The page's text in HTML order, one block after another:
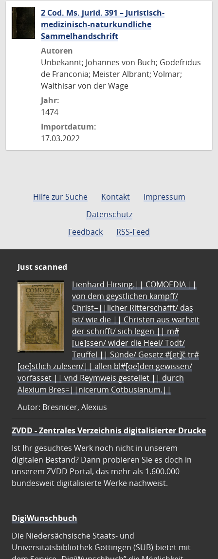
2 Cod. Ms. jurid. 391 – Juristisch-
medizinisch-naturkundliche
Sammelhandschrift
Autoren
Unbekannt; Johannes von Buch; Godefridus
de Franconia; Meister Albrant; Volmar;
Walthisar von der Wage
Jahr:
1474
Importdatum:
17.03.2022
Hilfe zur Suche Kontakt
Impressum
Datenschutz
Feedback
RSS-Feed
Just scanned
Lienhard Hirsing.|| COMOEDIA ||
von dem geystlichen kampff/
Christ=||licher Ritterschafft/ das
ist/ wie die || Christen aus warheit
der schrifft/ sich legen || m#
[ue]ssen/ wider die Heel/ Todt/
Teuffel || Sünde/ Gesetz #[et]c̃ tr#
[oe]stlich zulesen/|| allen bl#[oe]den gewissen/
vorfasset || vnd Reymweis gestellet || durch
Alexium Bres=||nicerum Cotbusianum.||
Autor: Bresnicer, Alexius
ZVDD - Zentrales Verzeichnis digitalisierter Drucke
Ist Ihr gesuchtes Werk noch nicht in unserem
digitalen Bestand? Dann probieren Sie es doch in
unserem ZVDD Portal, das mehr als 1.600.000
bundesweit digitalisierte Werke nachweist.
DigiWunschbuch
Die Niedersächsische Staats- und
Universitätsbibliothek Göttingen (SUB) bietet mit